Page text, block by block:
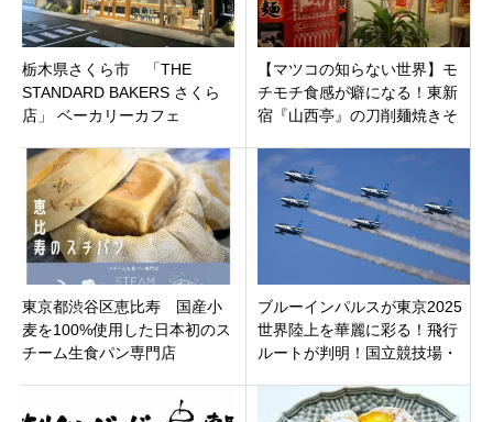
栃木県さくら市 「THE
STANDARD BAKERS さくら
店」 ベーカリーカフェ
【マツコの知らない世界】モ
チモチ食感が癖になる！東新
宿『山西亭』の刀削麺焼きそ
きそばの世界！
東京都渋谷区恵比寿 国産小
麦を100%使用した日本初のス
チーム生食パン専門店
ームブレッド エビス)」
ブルーインパルスが東京2025
世界陸上を華麗に彩る！飛行
ルートが判明！国立競技場・
撮影ポイントも